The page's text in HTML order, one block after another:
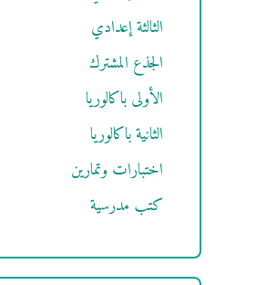
الثالثة إعدادي
الجذع المشترك
الأولى باكالوريا
الثانية باكالوريا
اختبارات وتمارين
كتب مدرسية